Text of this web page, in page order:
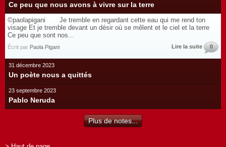
Ce peu que nous avons à vivre sur la terre
©paolapigani Je tremble en regardant cette eau qui me rend ton
visage Et je tremble devant un désir où se mêlent et le ciel et la terre
Ce peu que sont nos...
Écrit par Paola Pigani Lire la suite 0
31 décembre 2023
Un poète nous a quittés
23 septembre 2023
Pablo Neruda
Plus de notes...